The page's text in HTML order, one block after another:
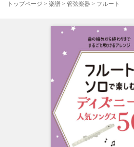
トップページ > 楽譜 > 管弦楽器 > フルート